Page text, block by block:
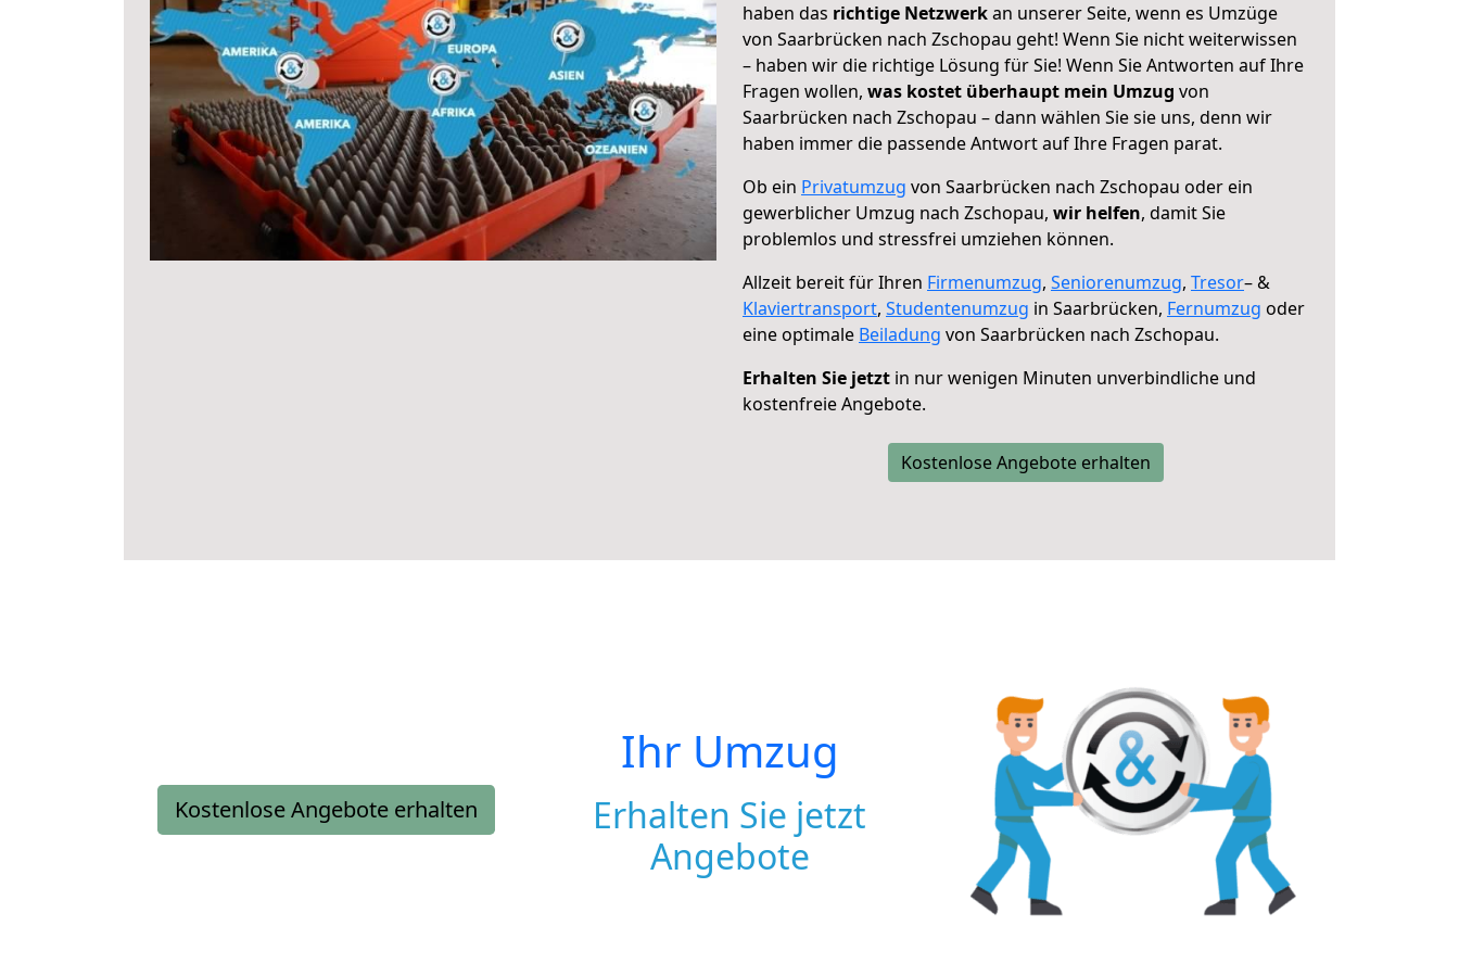
haben das richtige Netzwerkan unserer Seite, wenn es Umzüge
von Saarbrücken nach Zschopau geht! Wenn Sie nicht weiterwissen
– haben wir die richtige Lösung für Sie! Wenn Sie Antworten auf Ihre
Fragen wollen, was kostet überhaupt mein Umzug von
Saarbrücken nach Zschopau – dann wählen Sie sie uns, denn wir
haben immer die passende Antwort auf Ihre Fragen parat.
Ob ein Privatumzug von Saarbrücken nach Zschopau oder ein
gewerblicher Umzug nach Zschopau, wir helfen, damit Sie
problemlos und stressfrei umziehen können.
Allzeit bereit für Ihren Firmenumzug, Seniorenumzug, Tresor– &
Klaviertransport, Studentenumzug in Saarbrücken, Fernumzug oder
eine optimale Beiladung von Saarbrücken nach Zschopau.
Erhalten Sie jetzt in nur wenigen Minuten unverbindliche und
kostenfreie Angebote.
Kostenlose Angebote erhalten
Kostenlose Angebote erhalten
Ihr Umzug
Erhalten Sie jetzt
Angebote